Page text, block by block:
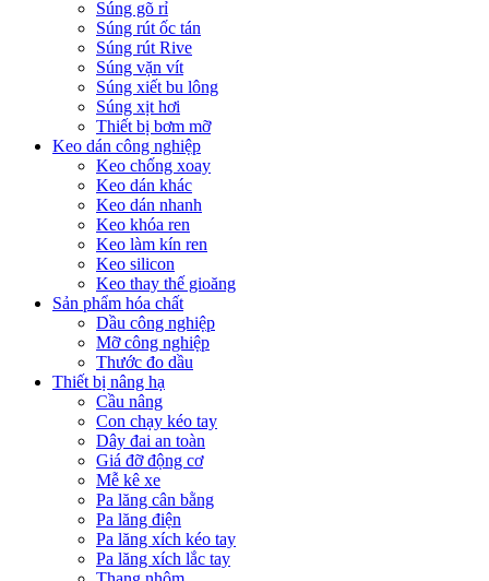
Súng gõ rỉ
Súng rút ốc tán
Súng rút Rive
Súng vặn vít
Súng xiết bu lông
Súng xịt hơi
Thiết bị bơm mỡ
Keo dán công nghiệp
Keo chống xoay
Keo dán khác
Keo dán nhanh
Keo khóa ren
Keo làm kín ren
Keo silicon
Keo thay thế gioăng
Sản phẩm hóa chất
Dầu công nghiệp
Mỡ công nghiệp
Thước đo dầu
Thiết bị nâng hạ
Cầu nâng
Con chạy kéo tay
Dây đai an toàn
Giá đỡ động cơ
Mễ kê xe
Pa lăng cân bằng
Pa lăng điện
Pa lăng xích kéo tay
Pa lăng xích lắc tay